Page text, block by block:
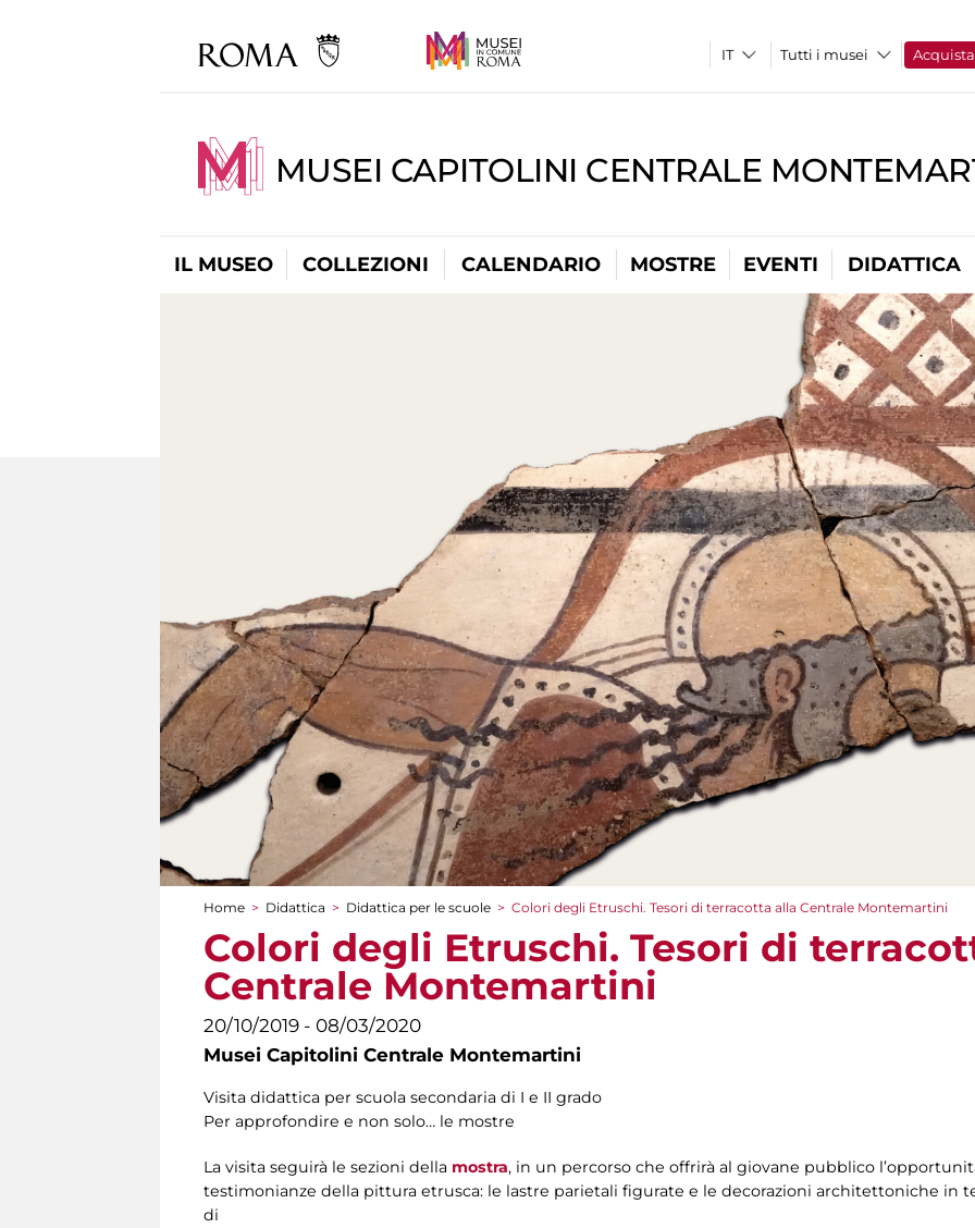
Tutti i musei Acquista
MUSEI CAPITOLINI CENTRALE
IL MUSEO COLLEZIONI CALENDARIO MOSTRE EVENTI DIDATTICA
Tu sei qui
Home > Didattica > Didattica per le scuole > Colori degli Etruschi. Tesori di terracotta alla Centrale Montemartini
Colori degli Etruschi. Tesori di
Centrale Montemartini
20/10/2019 - 08/03/2020
Musei Capitolini Centrale Montemartini
Visita didattica per scuola secondaria di I e II grado
Per approfondire e non solo… le mostre
La visita seguirà le sezioni della mostra, in un percorso che offrirà al giovane pubblico
testimonianze della pittura etrusca: le lastre parietali figurate e le decorazioni architettoniche in
di